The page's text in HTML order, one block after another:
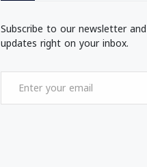
Subscribe to our newsletter
updates right on your inbox.